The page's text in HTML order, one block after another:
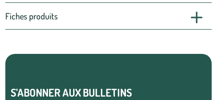
Fiches produits
S’ABONNER AUX BULLETINS